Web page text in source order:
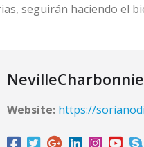
seguirán haciendo el
Website: https://